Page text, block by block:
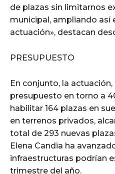
de plazas sin limitarnos
municipal, ampliando así
actuación», destacan
PRESUPUESTO
En conjunto, la
presupuesto en torno a
habilitar 164 plazas en
en terrenos privados,
total de 293 nuevas
Elena Candia ha
infraestructuras podrían
trimestre del año.